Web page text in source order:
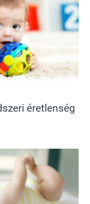
éretlenség